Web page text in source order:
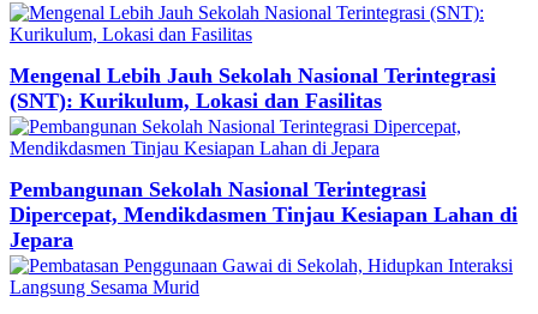
Mengenal Lebih Jauh Sekolah Nasional Terintegrasi
(SNT): Kurikulum, Lokasi dan Fasilitas
Pembangunan Sekolah Nasional Terintegrasi
Dipercepat, Mendikdasmen Tinjau Kesiapan Lahan di
Jepara